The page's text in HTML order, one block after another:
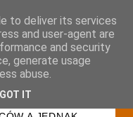
to deliver its services
and user-agent are
and security
generate usage
abuse.
GOT IT